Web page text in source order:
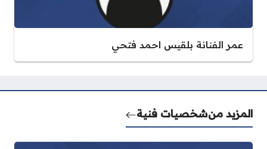
عمر الفنانة بلقيس احمد فتحي
المزيد منشخصيات فنية